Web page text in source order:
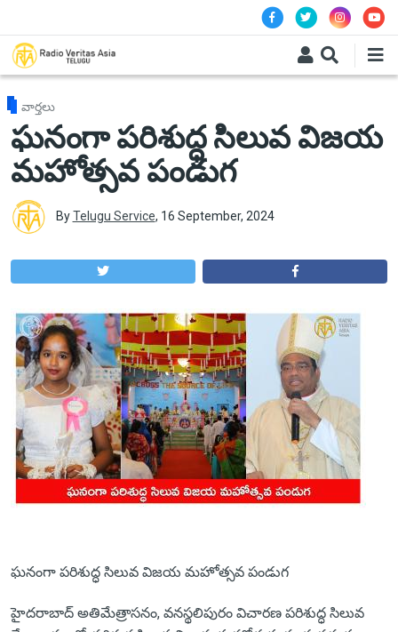
వార్తలు
ఘనంగా పరిశుద్ధ సిలువ విజయ
మహోత్సవ పండుగ
ByTelugu Service, 16 September, 2024
ఘనంగా పరిశుద్ధ సిలువ విజయ మహోత్సవ పండుగ
హైదరాబాద్ అతిమేత్రాసనం, వనస్థలిపురం విచారణ పరిశుద్ధ సిలువ